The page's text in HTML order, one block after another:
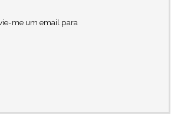
me um email para